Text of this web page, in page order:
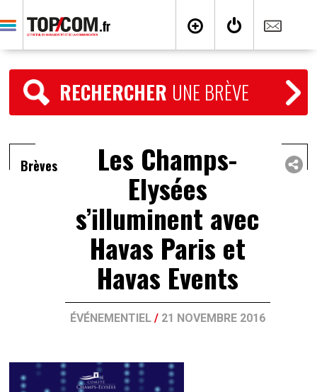
RECHERCHER UNE BRÈVE
Brèves Les Champs-
Elysées
s’illuminent avec
Havas Paris et
Havas Events
ÉVÉNEMENTIEL/ 21 NOVEMBRE 2016